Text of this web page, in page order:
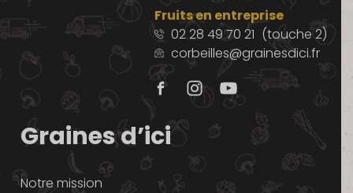
Fruits en entreprise
02 28 49 70 21 (touche 2)
corbeilles@grainesdici.fr
Graines d’ici
Notre mission